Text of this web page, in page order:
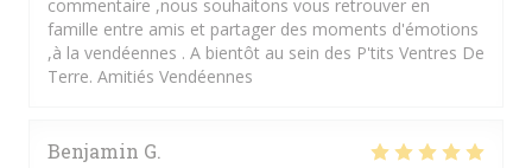
commentaire ,nous souhaitons vous retrouver en
famille entre amis et partager des moments d'émotions
,à la vendéennes . A bientôt au sein des P'tits Ventres De
Terre. Amitiés Vendéennes
Benjamin G